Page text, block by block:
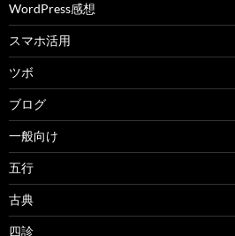
WordPress感想
スマホ活用
ツボ
ブログ
一般向け
五行
古典
四診